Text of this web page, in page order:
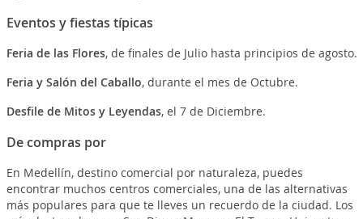
Eventos y fiestas típicas
Feria de las Flores, de finales de Julio hasta principios de agosto.
Feria y Salón del Caballo, durante el mes de Octubre.
Desfile de Mitos y Leyendas, el 7 de Diciembre.
De compras por
En Medellín, destino comercial por naturaleza, puedes
encontrar muchos centros comerciales, una de las alternativas
más populares para que te lleves un recuerdo de la ciudad. Los